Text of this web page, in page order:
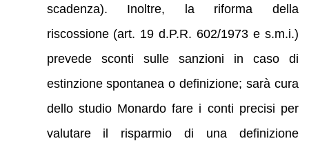
scadenza). Inoltre, la riforma della
riscossione (art. 19 d.P.R. 602/1973 e s.m.i.)
prevede sconti sulle sanzioni in caso di
estinzione spontanea o definizione; sarà cura
dello studio Monardo fare i conti precisi per
valutare il risparmio di una definizione